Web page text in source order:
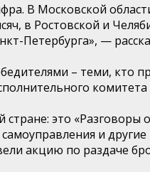
В Московской
в Ростовской и
Петербурга», —
– теми, кто
комитета
это
и
акцию по раздаче